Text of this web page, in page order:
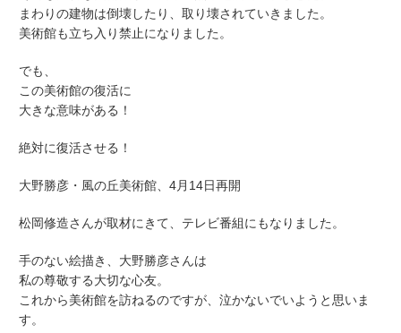
まわりの建物は倒壊したり、取り壊されていきました。
美術館も立ち入り禁止になりました。
でも、
この美術館の復活に
大きな意味がある！
絶対に復活させる！
大野勝彦・風の丘美術館、4月14日再開
松岡修造さんが取材にきて、テレビ番組にもなりました。
手のない絵描き、大野勝彦さんは
私の尊敬する大切な心友。
これから美術館を訪ねるのですが、泣かないでいようと思いま
す。